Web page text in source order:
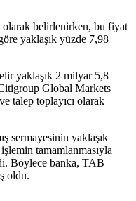
olarak belirlenirken, bu fiyat
yaklaşık yüzde 7,98
yaklaşık 2 milyar 5,8
Global Markets
talep toplayıcı olarak
sermayesinin yaklaşık
tamamlanmasıyla
Böylece banka, TAB
oldu.